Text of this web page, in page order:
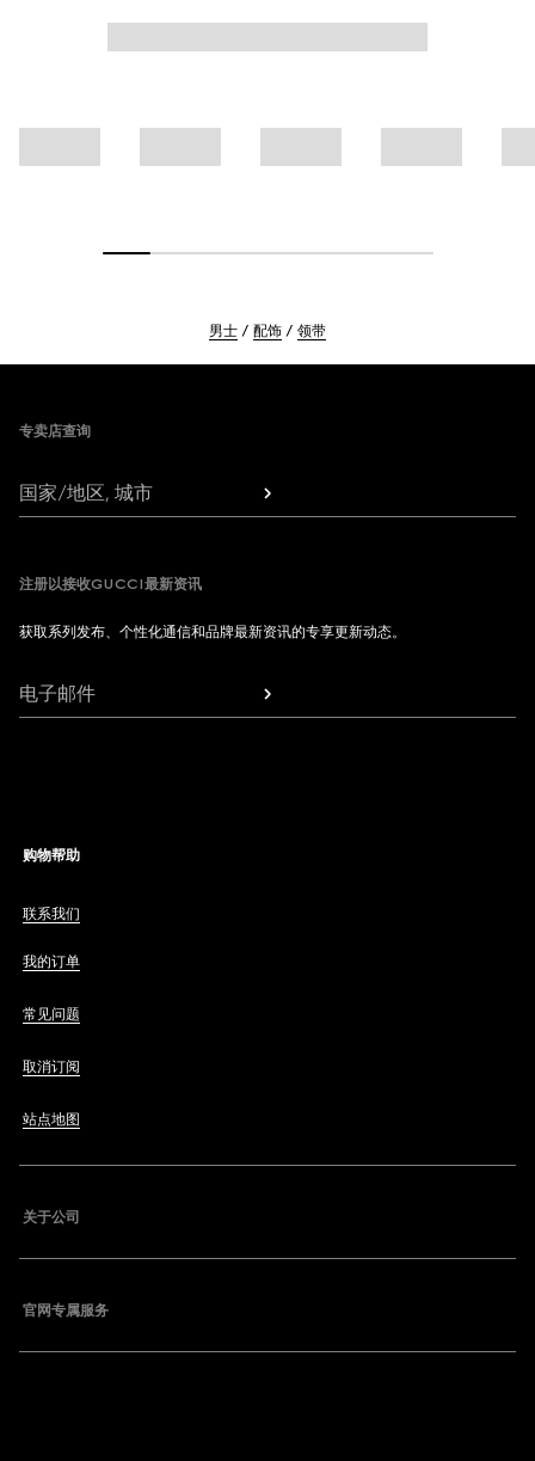
男士 配饰 领带
专卖店查询
国家/地区, 城市
注册以接收GUCCI最新资讯
获取系列发布、个性化通信和品牌最新资讯的专享更新动态。
电子邮件
购物帮助
联系我们
我的订单
常见问题
取消订阅
站点地图
关于公司
官网专属服务